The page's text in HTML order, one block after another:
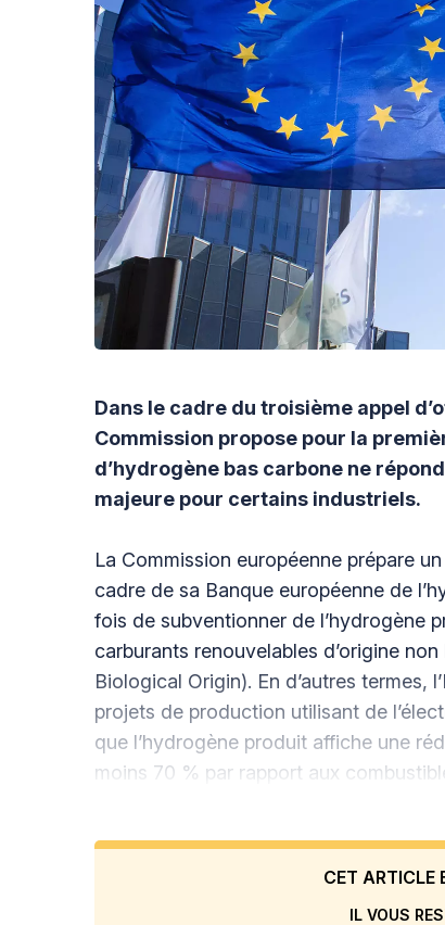
Dans le cadre du troisième appel
Commission propose pour la
d’hydrogène bas carbone ne
majeure pour certains industriels.
La Commission européenne prépare
cadre de sa Banque européenne de
fois de subventionner de l’hydrogène
carburants renouvelables d’origine
Biological Origin). En d’autres termes,
projets de production utilisant de
que l’hydrogène produit affiche une
moins 70 % par rapport aux
CET ARTICLE
IL VOUS